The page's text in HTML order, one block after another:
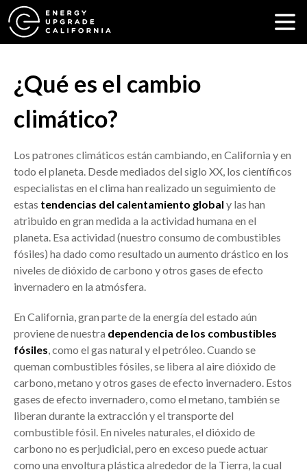
¿Qué es el cambio
climático?
Los patrones climáticos están cambiando, en California y en
todo el planeta. Desde mediados del siglo XX, los científicos
especialistas en el clima han realizado un seguimiento de
estas tendencias del calentamiento global y las han
atribuido en gran medida a la actividad humana en el
planeta. Esa actividad (nuestro consumo de combustibles
fósiles) ha dado como resultado un aumento drástico en los
niveles de dióxido de carbono y otros gases de efecto
invernadero en la atmósfera.
En California, gran parte de la energía del estado aún
proviene de nuestra dependencia de los combustibles
fósiles, como el gas natural y el petróleo. Cuando se
queman combustibles fósiles, se libera al aire dióxido de
carbono, metano y otros gases de efecto invernadero. Estos
gases de efecto invernadero, como el metano, también se
liberan durante la extracción y el transporte del
combustible fósil. En niveles naturales, el dióxido de
carbono no es perjudicial, pero en exceso puede actuar
como una envoltura plástica alrededor de la Tierra, la cual